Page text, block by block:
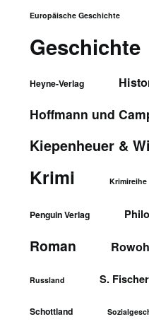
Europäische Geschichte
Geschichte
Heyne-Verlag
Hoffmann und
Kiepenheuer &
Krimi Krimireihe
Penguin Verlag
Roman
Russland S.
Schottland